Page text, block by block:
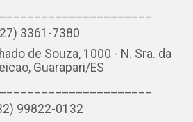
3361-7380
de Souza, 1000 - N. Sra. da
Guarapari/ES
99822-0132